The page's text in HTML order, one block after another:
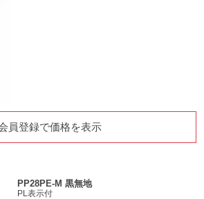
員登録で価格を表示
PP28PE-M 黒無地
PL表示付